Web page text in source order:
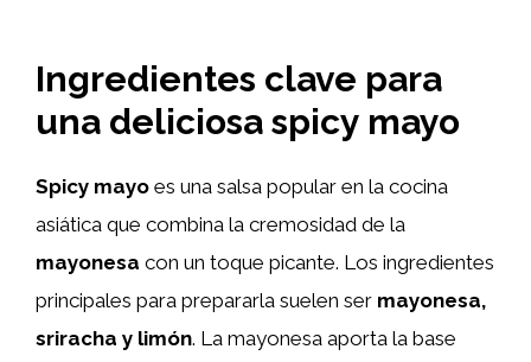
Ingredientes clave para
una deliciosa spicy mayo
Spicy mayo es una salsa popular en la cocina
asiática que combina la cremosidad de la
mayonesa con un toque picante. Los ingredientes
principales para prepararla suelen ser mayonesa,
sriracha y limón. La mayonesa aporta la base